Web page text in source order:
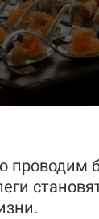
проводим